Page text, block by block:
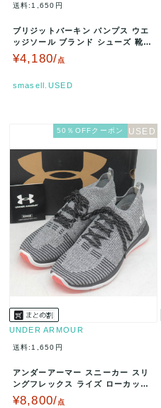
送料:1,650円
ブリジットバーキン パンプス ウエ
ッジソール ブランド シューズ 靴
レディース 23サイズ カーキ…
¥4,180/点
smasell.USED
50％OFFクーポン
UNDER ARMOUR
送料:1,650円
アンダーアーマー スニーカー スリ
ングフレックス ライズ ローカット
未使用 ランニングシューズ 靴…
¥8,800/点